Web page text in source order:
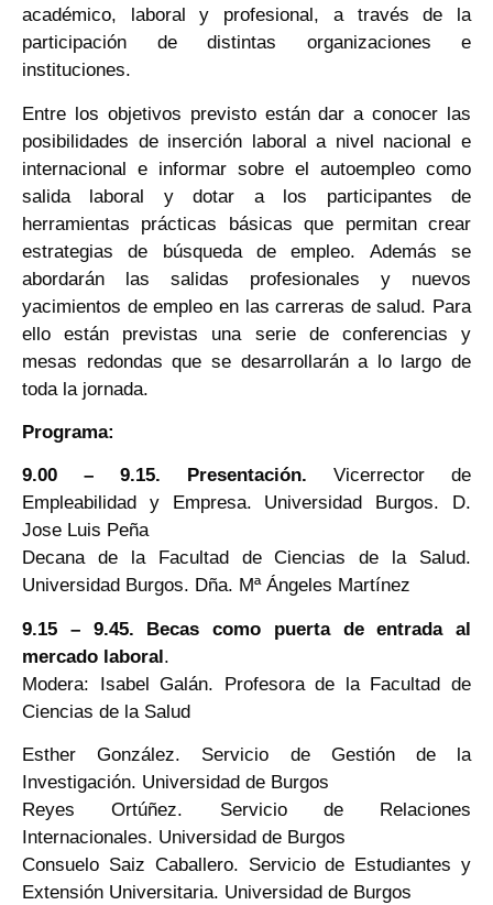
académico, laboral y profesional, a través de la
participación de distintas organizaciones e
instituciones.
Entre los objetivos previsto están dar a conocer las
posibilidades de inserción laboral a nivel nacional e
internacional e informar sobre el autoempleo como
salida laboral y dotar a los participantes de
herramientas prácticas básicas que permitan crear
estrategias de búsqueda de empleo. Además se
abordarán las salidas profesionales y nuevos
yacimientos de empleo en las carreras de salud. Para
ello están previstas una serie de conferencias y
mesas redondas que se desarrollarán a lo largo de
toda la jornada.
Programa:
9.00 – 9.15. Presentación. Vicerrector de
Empleabilidad y Empresa. Universidad Burgos. D.
Jose Luis Peña
Decana de la Facultad de Ciencias de la Salud.
Universidad Burgos. Dña. Mª Ángeles Martínez
9.15 – 9.45. Becas como puerta de entrada al
mercado laboral.
Modera: Isabel Galán. Profesora de la Facultad de
Ciencias de la Salud
Esther González. Servicio de Gestión de la
Investigación. Universidad de Burgos
Reyes Ortúñez. Servicio de Relaciones
Internacionales. Universidad de Burgos
Consuelo Saiz Caballero. Servicio de Estudiantes y
Extensión Universitaria. Universidad de Burgos